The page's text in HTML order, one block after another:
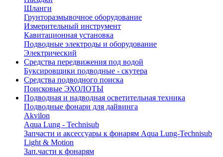
Шланги
Грунторазмывочное оборудование
Измерительный инструмент
Кавитационная установка
Подводные электроды и оборудование
Электрический
Средства передвижения под водой
Буксировщики подводные - скутера
Средства подводного поиска
Поисковые ЭХОЛОТЫ
Подводная и надводная осветительная техника
Подводные фонари для дайвинга
Akvilon
Aqua Lung - Technisub
Запчасти и аксессуары к фонарям Aqua Lung-Technisub
Light & Motion
Зап.части к фонарям